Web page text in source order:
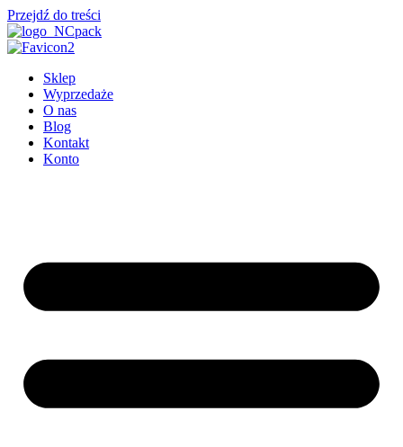
Przejdź do treści
Sklep
Wyprzedaże
O nas
Blog
Kontakt
Konto